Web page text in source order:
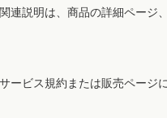
連説明は、商品の詳細ページ
ービス規約または販売ページ